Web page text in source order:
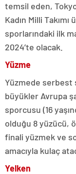
temsil eden,
Kadın Milli
sporlarındaki ilk
2024’te olacak.
Yüzme
Yüzmede serbest
büyükler Avrupa
sporcusu (16
olduğu 8 yüzücü,
finali yüzmek ve
amacıyla kulaç
Yelken